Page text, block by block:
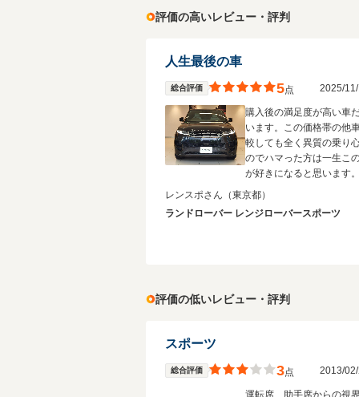
評価の高いレビュー・評判
人生最後の車
総合評価 5点 2025/
購入後の満足度が高い車
います。この価格帯の他
較しても全く異質の乗り
のでハマった方は一生こ
が好きになると思います。
レンスポさん （東京都）
ランドローバー レンジローバースポーツ
評価の低いレビュー・評判
スポーツ
総合評価 3点 2013/
運転席、助手席からの視